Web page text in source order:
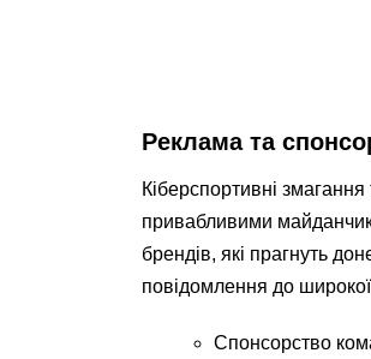
Реклама та
Кіберспортивні
привабливими
брендів, які прагнуть
повідомлення до широкої
Спонсорство